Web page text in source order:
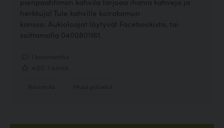
herkkuja! Tule kahville koirakamun
kanssa. Aukioloajat löytyvät Facebookista, tai
soittamalla 0400801161.